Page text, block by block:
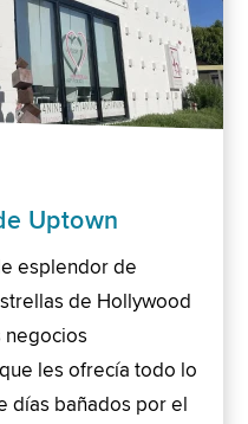
Uptown
esplendor de
de Hollywood
negocios
les ofrecía todo lo
días bañados por el